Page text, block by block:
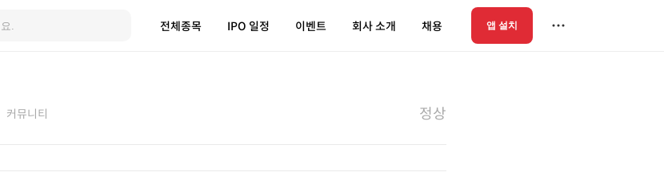
전체종목 IPO 일정 이벤트 회사 소개 채용 앱 설치
커뮤니티 정상